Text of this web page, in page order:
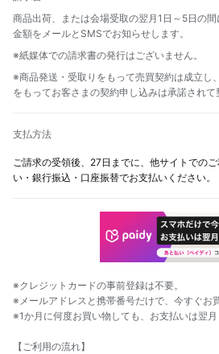
商品出荷、または会場受取の翌月1日～5日の
金額をメールとSMSでお知らせします。
※紙媒体での請求書の発行はございません。
※商品発送・受取りをもって売買契約は成立し
をもってお客さまの契約申し込みは承諾されて
支払方法
ご請求の受領後、27日までに、他サイトでの
い・銀行振込・口座振替でお支払いください。
※クレジットカードの事前登録は不要。
※メールアドレスと携帯番号だけで、今すぐお
※1か月に何度お買い物しても、お支払いは翌月
【ご利用の流れ】